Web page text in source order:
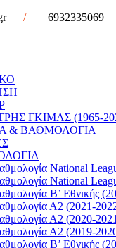
/ 6932335069
ΓΚΙΜΑΣ (1965-
& ΒΑΘΜΟΛΟΓΙΑ
National
National
Β’ Εθνικής
Α2 (2021-
Α2 (2020-
Α2 (2019-
B’ Εθνικής